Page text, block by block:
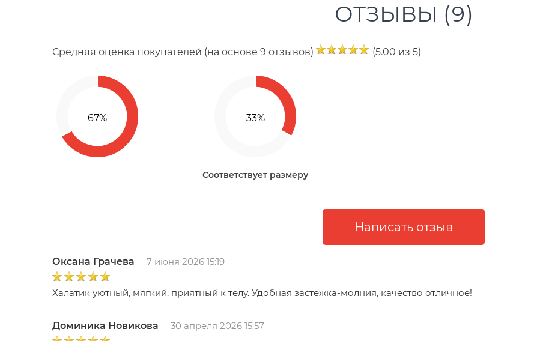
ОТЗЫВЫ (9)
Средняя оценка покупателей (на основе 9 отзывов) (5.00 из 5)
Соответствует размеру
Оксана Грачева 7 июня 2026 15:19
Халатик уютный, мягкий, приятный к телу. Удобная застежка-молния, качество отличное!
Доминика Новикова 30 апреля 2026 15:57